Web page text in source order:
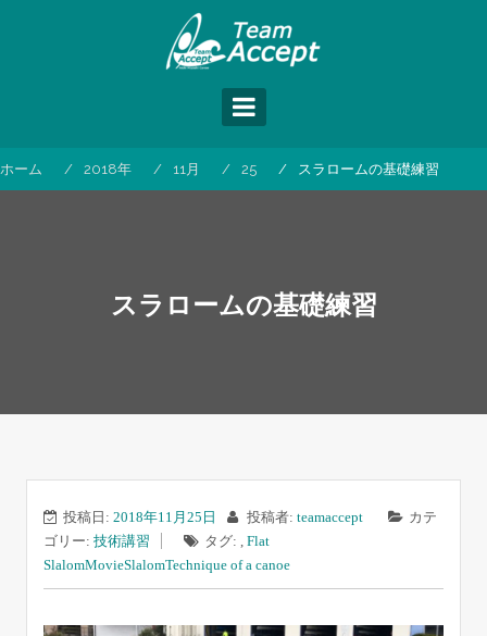
キ
ホーム 2018年 11月 25 スラロームの基礎練習
スラロームの基礎練習
投稿日: 2018年11月25日 投稿者: teamaccept
カテ
ゴリー: 技術講習 タグ: , Flat
SlalomMovieSlalomTechnique of a canoe